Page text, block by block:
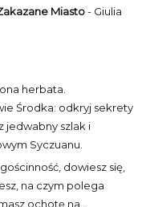
Miasto- Giulia
herbata.
Środka: odkryj sekrety
jedwabny szlak i
Syczuanu.
dowiesz się,
na czym polega
ochotę na…